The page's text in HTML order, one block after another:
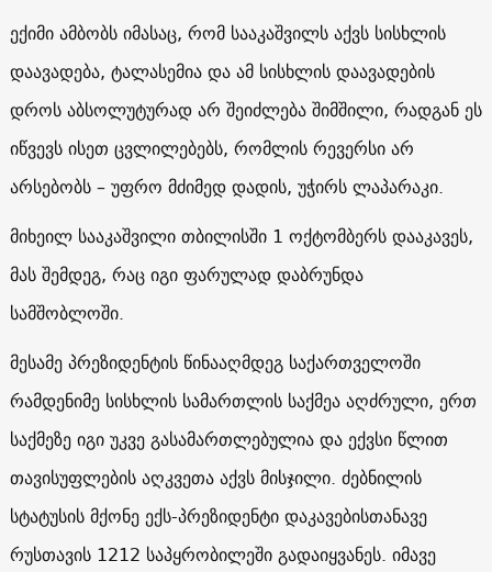
ექიმი ამბობს იმასაც, რომ სააკაშვილს აქვს სისხლის
დაავადება, ტალასემია და ამ სისხლის დაავადების
დროს აბსოლუტურად არ შეიძლება შიმშილი, რადგან ეს
იწვევს ისეთ ცვლილებებს, რომლის რევერსი არ
არსებობს – უფრო მძიმედ დადის, უჭირს ლაპარაკი.
მიხეილ სააკაშვილი თბილისში 1 ოქტომბერს დააკავეს,
მას შემდეგ, რაც იგი ფარულად დაბრუნდა
სამშობლოში.
მესამე პრეზიდენტის წინააღმდეგ საქართველოში
რამდენიმე სისხლის სამართლის საქმეა აღძრული, ერთ
საქმეზე იგი უკვე გასამართლებულია და ექვსი წლით
თავისუფლების აღკვეთა აქვს მისჯილი. ძებნილის
სტატუსის მქონე ექს-პრეზიდენტი დაკავებისთანავე
რუსთავის 1212 საპყრობილეში გადაიყვანეს. იმავე